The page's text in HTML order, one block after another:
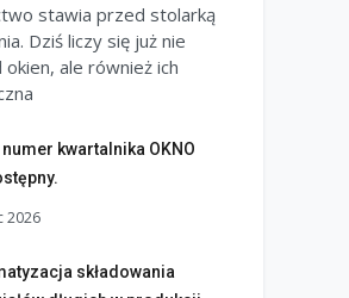
stawia przed stolarką
Dziś liczy się już nie
ale również ich
numer kwartalnika OKNO
2026
składowania